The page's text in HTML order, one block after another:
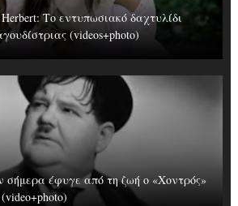
Το εντυπωσιακό δαχτυλίδι
(videos+photo)
σήμερα έφυγε από τη ζωή ο «Χοντρός»